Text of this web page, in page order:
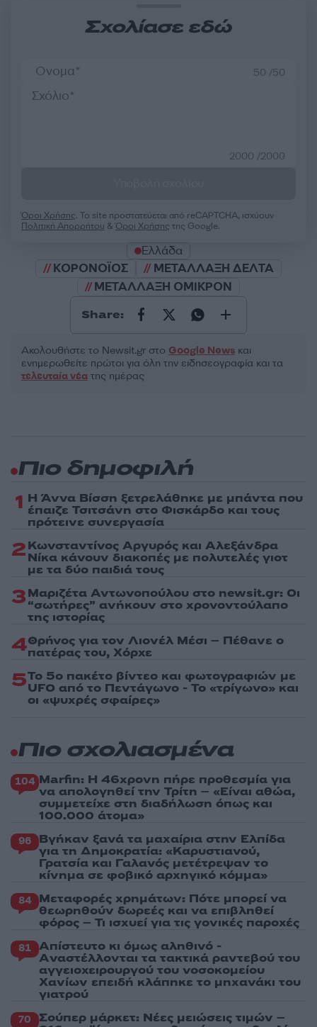
Σχολίασε εδώ
50 /50
2000 /2000
Όροι Χρήσης. Το site προστατεύεται από reCAPTCHA, ισχύουν
Πολιτική Απορρήτου &Όροι Χρήσης της Google.
Ελλάδα
ΚΟΡΟΝΟΪΟΣ
ΜΕΤΑΛΛΑΞΗ ΔΕΛΤΑ
ΜΕΤΑΛΛΑΞΗ ΟΜΙΚΡΟΝ
Share:
Ακολουθήστε το Νewsit.gr στο Google News και
ενημερωθείτε πρώτοι για όλη την ειδησεογραφία και τα
τελευταία νέα της ημέρας
Πιο δημοφιλή
1 Η Άννα Βίσση ξετρελάθηκε με μπάντα που
έπαιζε Τσιτσάνη στο Φισκάρδο και τους
πρότεινε συνεργασία
2Κωνσταντίνος Αργυρός και Αλεξάνδρα
Νίκα κάνουν διακοπές με πολυτελές γιοτ
με τα δύο παιδιά τους
3Μαριζέτα Αντωνοπούλου στο newsit.gr: Οι
“σωτήρες” ανήκουν στο χρονοντούλαπο
της ιστορίας
4Θρήνος για τον Λιονέλ Μέσι – Πέθανε ο
πατέρας του, Χόρχε
5Το 5ο πακέτο βίντεο και φωτογραφιών με
UFO από το Πεντάγωνο - Το «τρίγωνο» και
οι «ψυχρές σφαίρες»
Πιο σχολιασμένα
104 Marfin: Η 46χρονη πήρε προθεσμία για
να απολογηθεί την Τρίτη – «Είναι αθώα,
συμμετείχε στη διαδήλωση όπως και
100.000 άτομα»
96 Βγήκαν ξανά τα μαχαίρια στην Ελπίδα
για τη Δημοκρατία: «Καρυστιανού,
Γρατσία και Γαλανός μετέτρεψαν το
κίνημα σε φοβικό αρχηγικό κόμμα»
84 Μεταφορές χρημάτων: Πότε μπορεί να
θεωρηθούν δωρεές και να επιβληθεί
φόρος – Τι ισχυεί για τις γονικές παροχές
81 Απίστευτο κι όμως αληθινό -
Aναστέλλονται τα τακτικά ραντεβού του
αγγειοχειρουργού του νοσοκομείου
Χανίων επειδή κλάπηκε το μηχανάκι του
γιατρού
70 Σούπερ μάρκετ: Νέες μειώσεις τιμών –